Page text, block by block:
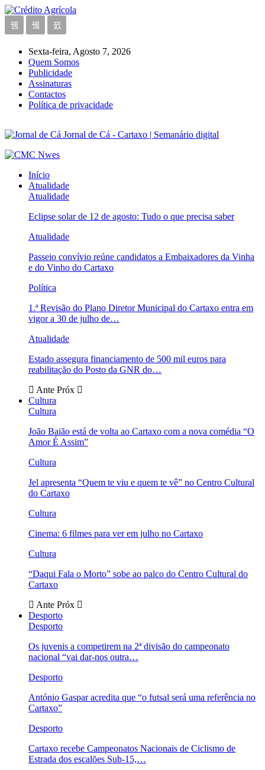
Sexta-feira, Agosto 7, 2026
Quem Somos
Publicidade
Assinaturas
Contactos
Política de privacidade
Jornal de Cá - Cartaxo | Semanário digital
Início
Atualidade
Atualidade
Eclipse solar de 12 de agosto: Tudo o que precisa saber
Atualidade
Passeio convívio reúne candidatos a Embaixadores da Vinha
e do Vinho do Cartaxo
Política
1.ª Revisão do Plano Diretor Municipal do Cartaxo entra em
vigor a 30 de julho de…
Atualidade
Estado assegura financiamento de 500 mil euros para
reabilitação do Posto da GNR do…
Ante Próx
Cultura
Cultura
João Baião está de volta ao Cartaxo com a nova comédia “O
Amor É Assim”
Cultura
Jel apresenta “Quem te viu e quem te vê” no Centro Cultural
do Cartaxo
Cultura
Cinema: 6 filmes para ver em julho no Cartaxo
Cultura
“Daqui Fala o Morto” sobe ao palco do Centro Cultural do
Cartaxo
Ante Próx
Desporto
Desporto
Os juvenis a competirem na 2ª divisão do campeonato
nacional “vai dar-nos outra…
Desporto
António Gaspar acredita que “o futsal será uma referência no
Cartaxo”
Desporto
Cartaxo recebe Campeonatos Nacionais de Ciclismo de
Estrada dos escalões Sub-15,…